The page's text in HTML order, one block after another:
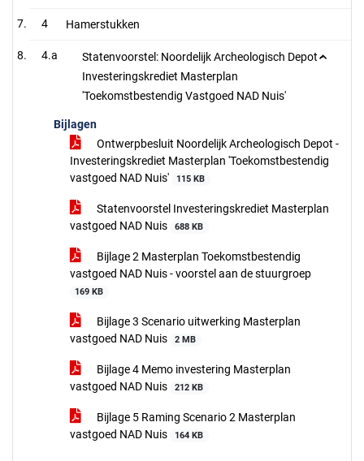
4 Hamerstukken
4.a
Statenvoorstel: Noordelijk Archeologisch Depot -
Investeringskrediet Masterplan
'Toekomstbestendig Vastgoed NAD Nuis'
Bijlagen
Ontwerpbesluit Noordelijk Archeologisch Depot -
Investeringskrediet Masterplan 'Toekomstbestendig
vastgoed NAD Nuis'
115 KB
Statenvoorstel Investeringskrediet Masterplan
vastgoed NAD Nuis
688 KB
Bijlage 2 Masterplan Toekomstbestendig
vastgoed NAD Nuis - voorstel aan de stuurgroep
169 KB
Bijlage 3 Scenario uitwerking Masterplan
vastgoed NAD Nuis
2 MB
Bijlage 4 Memo investering Masterplan
vastgoed NAD Nuis
212 KB
Bijlage 5 Raming Scenario 2 Masterplan
vastgoed NAD Nuis
164 KB